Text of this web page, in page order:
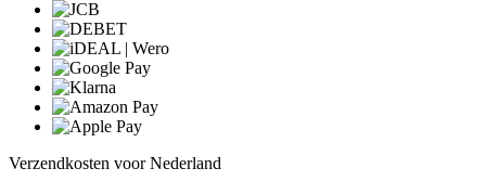
Verzendkosten voor Nederland